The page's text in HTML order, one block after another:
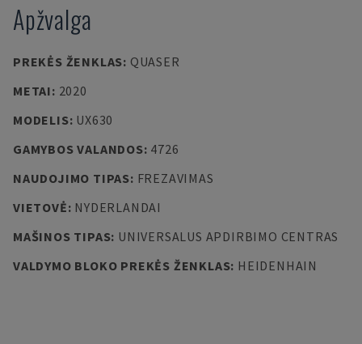
Apžvalga
PREKĖS ŽENKLAS: QUASER
METAI: 2020
MODELIS: UX630
GAMYBOS VALANDOS: 4726
NAUDOJIMO TIPAS: FREZAVIMAS
VIETOVĖ: NYDERLANDAI
MAŠINOS TIPAS: UNIVERSALUS APDIRBIMO CENTRAS
VALDYMO BLOKO PREKĖS ŽENKLAS: HEIDENHAIN